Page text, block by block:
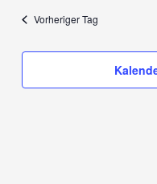
Vorheriger Tag